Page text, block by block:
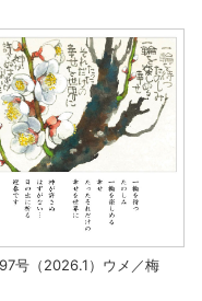
号（2026.1）ウメ／梅